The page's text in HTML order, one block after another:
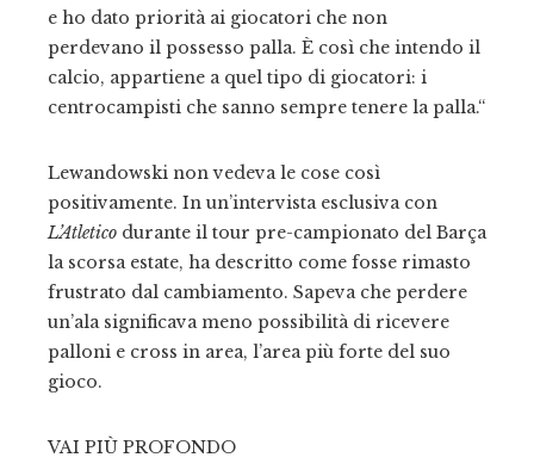
e ho dato priorità ai giocatori che non
perdevano il possesso palla. È così che intendo il
calcio, appartiene a quel tipo di giocatori: i
centrocampisti che sanno sempre tenere la palla.“
Lewandowski non vedeva le cose così
positivamente. In un’intervista esclusiva con
L’Atletico durante il tour pre-campionato del Barça
la scorsa estate, ha descritto come fosse rimasto
frustrato dal cambiamento. Sapeva che perdere
un’ala significava meno possibilità di ricevere
palloni e cross in area, l’area più forte del suo
gioco.
VAI PIÙ PROFONDO